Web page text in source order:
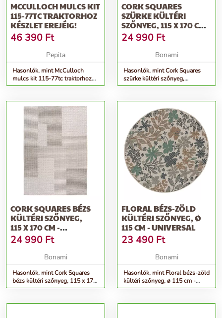
MCCULLOCH MULCS KIT
115-77TC TRAKTORHOZ
KÉSZLET EREJÉIG!
46 390 Ft
Pepita
Hasonlók, mint McCulloch
mulcs kit 115-77tc traktorhoz
Készlet erejéig!
CORK SQUARES
SZÜRKE KÜLTÉRI
SZŐNYEG, 115 X 170 CM -
UNIVERSAL
24 990 Ft
Bonami
Hasonlók, mint Cork Squares
szürke kültéri szőnyeg,
115 x 170 cm - Universal
CORK SQUARES BÉZS
KÜLTÉRI SZŐNYEG,
115 X 170 CM -
UNIVERSAL
24 990 Ft
Bonami
Hasonlók, mint Cork Squares
bézs kültéri szőnyeg, 115 x 170
cm - Universal
FLORAL BÉZS-ZÖLD
KÜLTÉRI SZŐNYEG, Ø
115 CM - UNIVERSAL
23 490 Ft
Bonami
Hasonlók, mint Floral bézs-zöld
kültéri szőnyeg, ø 115 cm -
Universal